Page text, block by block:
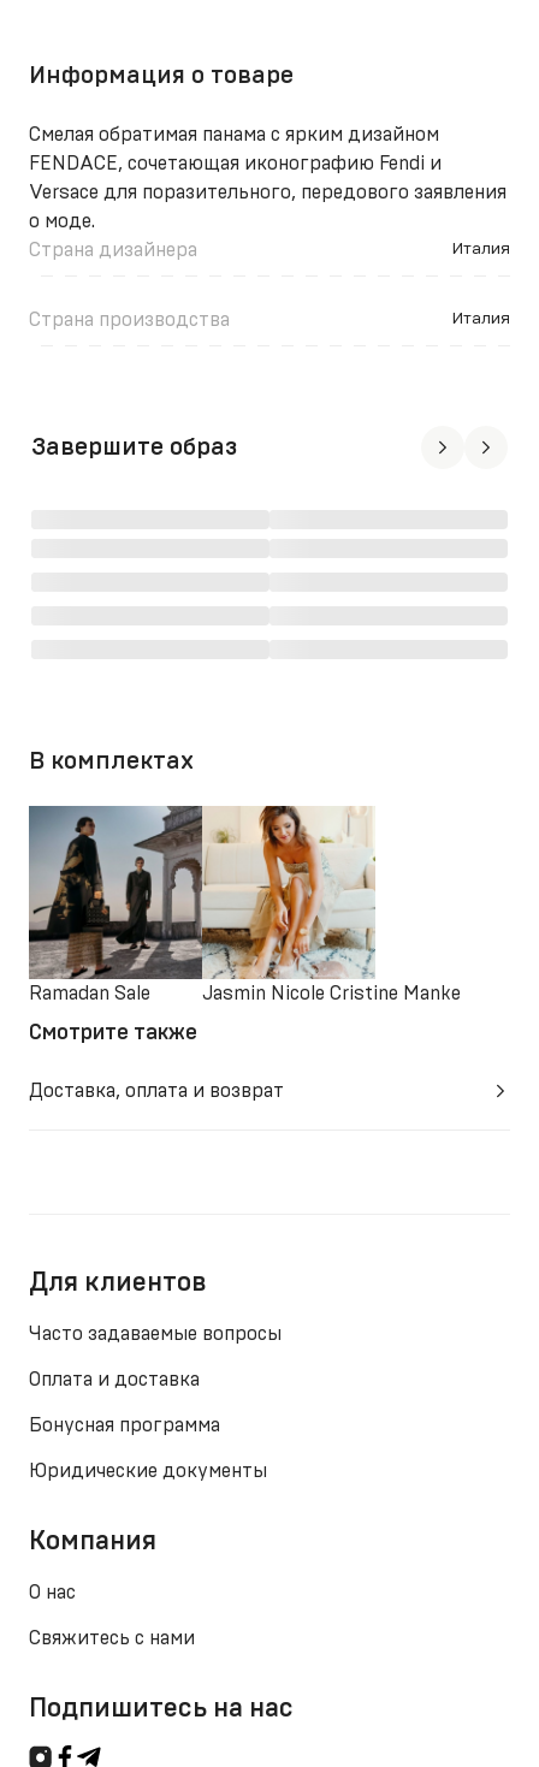
Информация о товаре
Смелая обратимая панама с ярким дизайном
FENDACE, сочетающая иконографию Fendi и
Versace для поразительного, передового заявления
о моде.
Страна дизайнера
Италия
Страна производства Италия
Завершите образ
В комплектах
Ramadan Sale Jasmin Nicole Cristine Manke
Смотрите также
Доставка, оплата и возврат
Для клиентов
Часто задаваемые вопросы
Оплата и доставка
Бонусная программа
Юридические документы
Компания
О нас
Свяжитесь с нами
Подпишитесь на нас